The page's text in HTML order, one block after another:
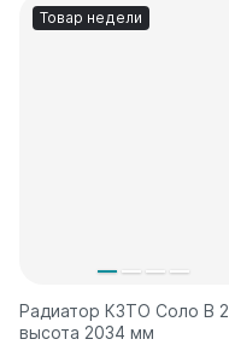
Товар недели
Радиатор КЗТО Соло В 2,
высота 2034 мм